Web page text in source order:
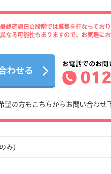
終確認日の段階では募集を行なっており
なる可能性もありますので、お気軽に
わせる
望の方もこちらからお問い合わせ
み)